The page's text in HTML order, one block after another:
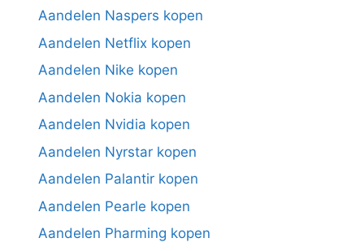
Aandelen Naspers kopen
Aandelen Netflix kopen
Aandelen Nike kopen
Aandelen Nokia kopen
Aandelen Nvidia kopen
Aandelen Nyrstar kopen
Aandelen Palantir kopen
Aandelen Pearle kopen
Aandelen Pharming kopen